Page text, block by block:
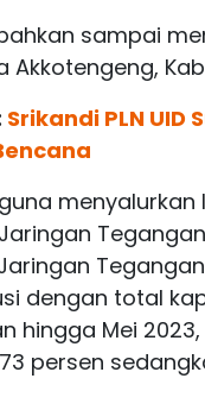
bahkan sampai
Akkotengeng,
Srikandi PLN
menyalurkan
dengan total
hingga Mei
persen